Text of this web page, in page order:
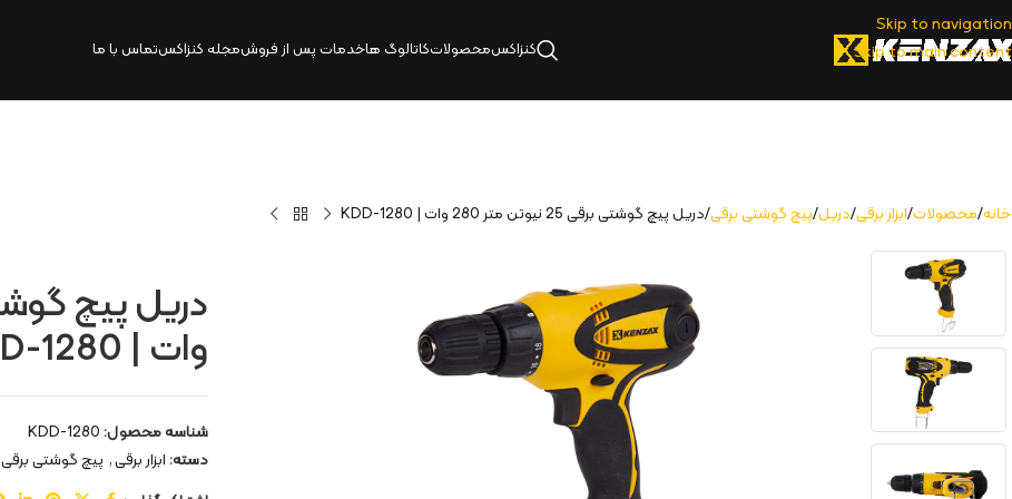
Skip to navigation
Skip to main content
کنزاکسمحصولاتکاتالوگ‌ هاخدمات پس از فروشمجله کنزاکستماس با ما
خانه محصولات ابزار برقی دریل پیچ گوشتی برقی دریل پیچ گوشتی برقی 25 نیوتن متر 280 وات | KDD-1280
وات | KDD-1280
شناسه محصول:KDD-1280
دسته:ابزار برقی, پیچ گوشتی برقی